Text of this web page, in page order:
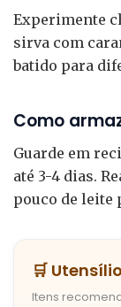
Experimente
sirva com
batido para
Como
Guarde em
até 3-4 dias.
pouco de leite
🛒
Itens